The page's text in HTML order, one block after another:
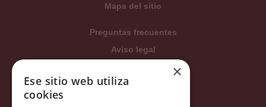
Mapa del sitio
Preguntas frecuentes
Aviso legal
Condiciones generales
Política de privacidad
×
Ese sitio web utiliza
cookies